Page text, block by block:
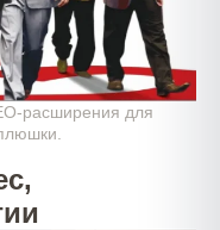
расширения для